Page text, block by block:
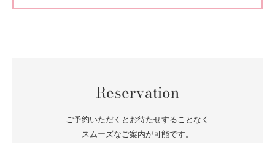
Reservation
ご予約いただくとお待たせすることなく
スムーズなご案内が可能です。